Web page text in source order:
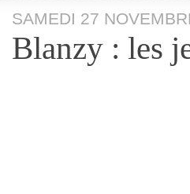
SAMEDI 27
Blanzy : les